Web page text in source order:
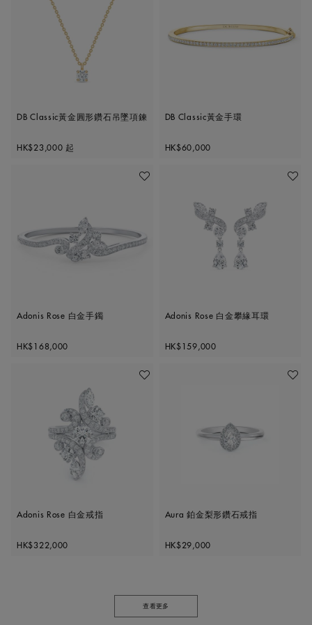
DB Classic黃金圓形鑽石吊墜項鍊
Original price
HK$23,000 起
DB Classic黃金手環
Original price
HK$60,000
加入喜愛清單
Adonis Rose 白金手鐲
Original price
HK$168,000
加入喜
Adonis Rose 白金攀緣耳環
Original price
HK$159,000
加入喜愛清單
Adonis Rose 白金戒指
Original price
HK$322,000
加入喜
Aura 鉑金梨形鑽石戒指
Original price
HK$29,000
查看更多